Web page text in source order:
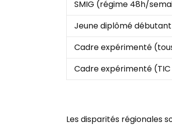
SMIG (régime 48h/
Jeune diplômé débutant
Cadre expérimenté
Cadre expérimenté
Les disparités régionales